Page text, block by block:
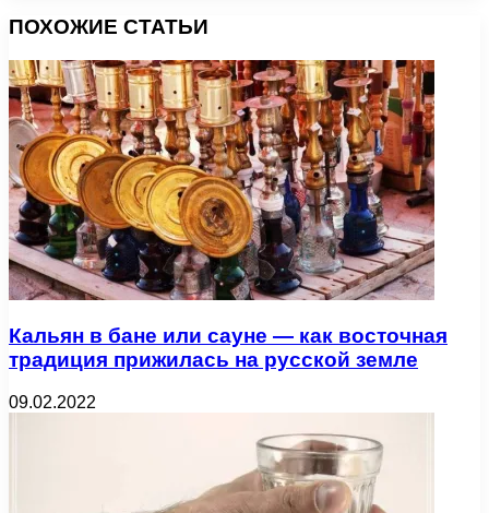
ПОХОЖИЕ СТАТЬИ
Кальян в бане или сауне — как восточная
традиция прижилась на русской земле
09.02.2022